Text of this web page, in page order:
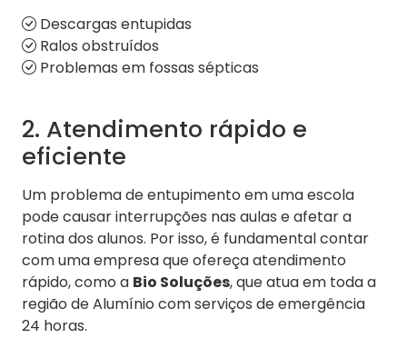
Descargas entupidas
Ralos obstruídos
Problemas em fossas sépticas
2. Atendimento rápido e
eficiente
Um problema de entupimento em uma escola
pode causar interrupções nas aulas e afetar a
rotina dos alunos. Por isso, é fundamental contar
com uma empresa que ofereça atendimento
rápido, como a Bio Soluções, que atua em toda a
região de Alumínio com serviços de emergência
24 horas.